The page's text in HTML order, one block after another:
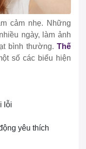
cảm nhẹ. Những
ngày, làm ảnh
bình thường. Thế
số các biểu hiện
lỗi
yêu thích